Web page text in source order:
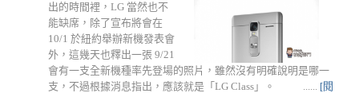
出的時間裡，LG 當然也不
能缺席，除了宣布將會在
10/1 於紐約舉辦新機發表會
外，這幾天也釋出一張 9/21
會有一支全新機種率先登場的照片，雖然沒有明確說明是哪一
支，不過根據消息指出，應該就是「LG Class」。 ...... [閱